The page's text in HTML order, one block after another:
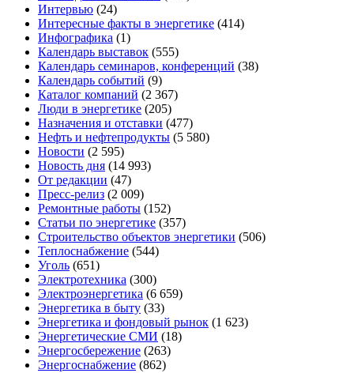
Интервью (24)
Интересные факты в энергетике (414)
Инфографика (1)
Календарь выставок (555)
Календарь семинаров, конференций (38)
Календарь событий (9)
Каталог компаний (2 367)
Люди в энергетике (205)
Назначения и отставки (477)
Нефть и нефтепродукты (5 580)
Новости (2 595)
Новость дня (14 993)
От редакции (47)
Пресс-релиз (2 009)
Ремонтные работы (152)
Статьи по энергетике (357)
Строительство объектов энергетики (506)
Теплоснабжение (544)
Уголь (651)
Электротехника (300)
Электроэнергетика (6 659)
Энергетика в быту (33)
Энергетика и фондовый рынок (1 623)
Энергетические СМИ (18)
Энергосбережение (263)
Энергоснабжение (862)